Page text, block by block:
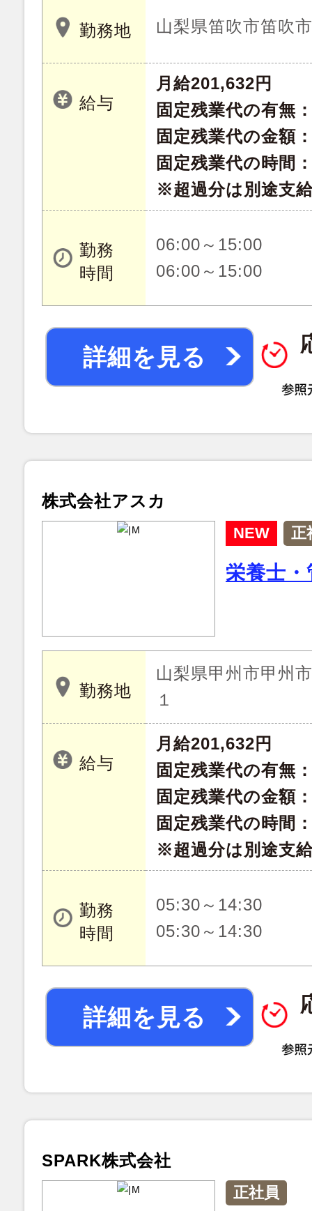
勤務地 山梨県笛吹市笛吹
給与
月給201,632円
固定残業代の有無
固定残業代の金額
固定残業代の時間
※超過分は別途支
勤務
時間
06:00～15:00
06:00～15:00
詳細を見る
株式会社アスカ
NEW 正
栄養士
勤務地
山梨県甲州市甲州
１
給与
月給201,632円
固定残業代の有無
固定残業代の金額
固定残業代の時間
※超過分は別途支
勤務
時間
05:30～14:30
05:30～14:30
詳細を見る
SPARK株式会社
正社員